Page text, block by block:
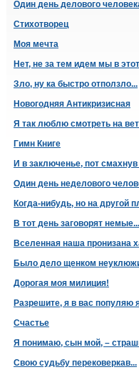
Один день делового
Стихотворец
Моя мечта
Нет, не за тем идем мы в
Зло, ну ка быстро отползло...
Новогодняя Антикризисная
Я так люблю смотреть на
Гимн Книге
И в заключенье, пот
Один день неделового
Когда-нибудь, но на другой
В тот день заговорят немые...
Вселенная наша пронизана
Было дело щенком
Дорогая моя милиция!
Разрешите, я в вас популяю
Счастье
Я понимаю, сын мой, –
Свою судьбу перековеркав...